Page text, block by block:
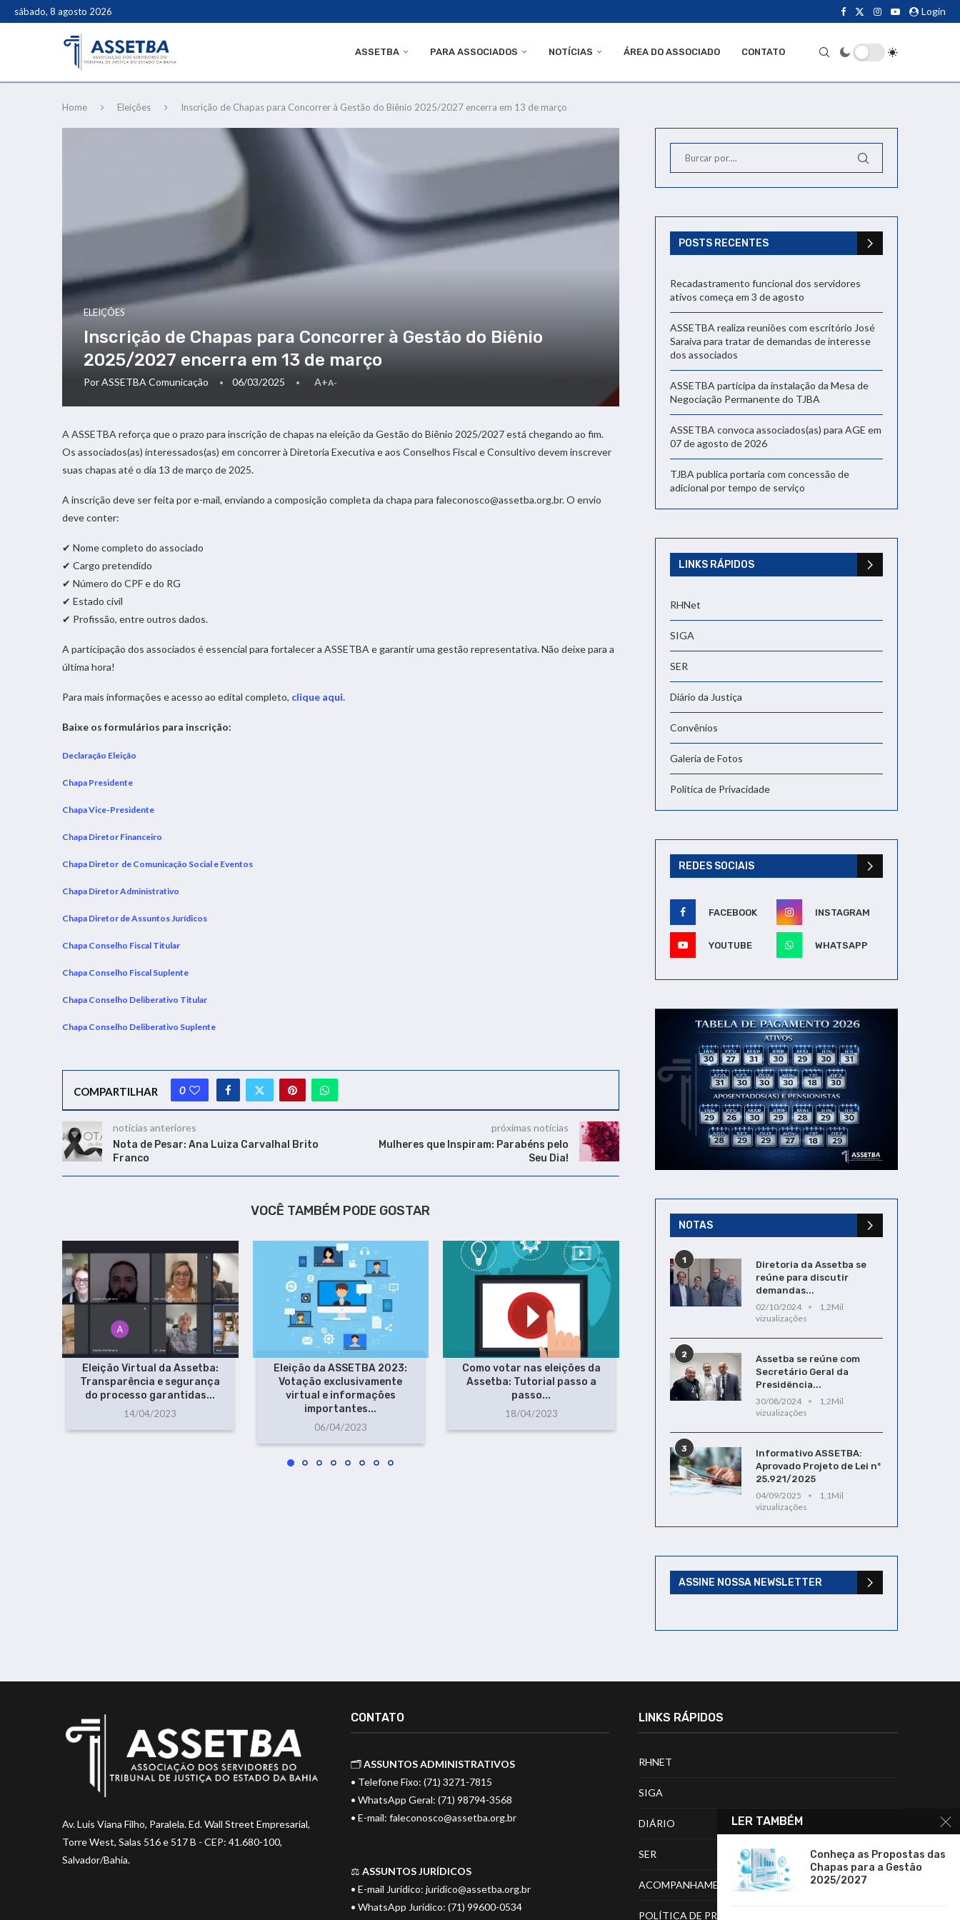
sábado, 8 agosto 2026 Login
ASSETBA PARA ASSOCIADOS NOTÍCIAS ÁREA DO ASSOCIADO CONTATO
Home Eleições Inscrição de Chapas para Concorrer à Gestão do Biênio 2025/2027 encerra em 13 de março
ELEIÇÕES
Inscrição de Chapas para Concorrer à Gestão do Biênio
2025/2027 encerra em 13 de março
PorASSETBA Comunicação 06/03/2025 A+A-
A ASSETBA reforça que o prazo para inscrição de chapas na eleição da Gestão do Biênio 2025/2027 está chegando ao fim.
Os associados(as) interessados(as) em concorrer à Diretoria Executiva e aos Conselhos Fiscal e Consultivo devem inscrever
suas chapas até o dia 13 de março de 2025.
A inscrição deve ser feita por e-mail, enviando a composição completa da chapa para faleconosco@assetba.org.br. O envio
deve conter:
✔ Nome completo do associado
✔ Cargo pretendido
✔ Número do CPF e do RG
✔ Estado civil
✔ Profissão, entre outros dados.
A participação dos associados é essencial para fortalecer a ASSETBA e garantir uma gestão representativa. Não deixe para a
última hora!
Para mais informações e acesso ao edital completo, clique aqui.
Baixe os formulários para inscrição:
Declaração Eleição
Chapa Presidente
Chapa Vice-Presidente
Chapa Diretor Financeiro
Chapa Diretor de Comunicação Social e Eventos
Chapa Diretor Administrativo
Chapa Diretor de Assuntos Jurídicos
Chapa Conselho Fiscal Titular
Chapa Conselho Fiscal Suplente
Chapa Conselho Deliberativo Titular
Chapa Conselho Deliberativo Suplente
COMPARTILHAR 0
notícias anteriores
Nota de Pesar: Ana Luiza Carvalhal Brito
Franco
próximas notícias
Mulheres que Inspiram: Parabéns pelo
Seu Dia!
VOCÊ TAMBÉM PODE GOSTAR
Eleição Virtual da Assetba:
Transparência e segurança
do processo garantidas...
14/04/2023
Eleição da ASSETBA 2023:
Votação exclusivamente
virtual e informações
importantes...
06/04/2023
Como votar nas eleições da
Assetba: Tutorial passo a
passo...
18/04/2023
Tutorial da ASSETBA: Passo
a passo para uma votação
segura...
Sistema de Eleição
POSTS RECENTES
Recadastramento funcional dos servidores
ativos começa em 3 de agosto
ASSETBA realiza reuniões com escritório José
Saraiva para tratar de demandas de interesse
dos associados
ASSETBA participa da instalação da Mesa de
Negociação Permanente do TJBA
ASSETBA convoca associados(as) para AGE em
07 de agosto de 2026
TJBA publica portaria com concessão de
adicional por tempo de serviço
LINKS RÁPIDOS
RHNet
SIGA
SER
Diário da Justiça
Convênios
Galeria de Fotos
Política de Privacidade
REDES SOCIAIS
FACEBOOK INSTAGRAM
YOUTUBE WHATSAPP
NOTAS
1
Diretoria da Assetba se
reúne para discutir
demandas...
02/10/2024
1,2Mil
vizualizações
2
Assetba se reúne com
Secretário Geral da
Presidência...
30/08/2024
1,2Mil
vizualizações
3
Informativo ASSETBA:
Aprovado Projeto de Lei nº
25.921/2025
04/09/2025
1,1Mil
vizualizações
ASSINE NOSSA NEWSLETTER
Av. Luis Viana Filho, Paralela. Ed. Wall Street Empresarial,
Torre West, Salas 516 e 517 B - CEP: 41.680-100,
Salvador/Bahia.
CONTATO
🗂️ASSUNTOS ADMINISTRATIVOS
• Telefone Fixo: (71) 3271-7815
• WhatsApp Geral: (71) 98794-3568
• E-mail: faleconosco@assetba.org.br
⚖️ ASSUNTOS JURÍDICOS
• E-mail Jurídico: juridico@assetba.org.br
• WhatsApp Jurídico: (71) 99600-0534
LINKS RÁPIDOS
RHNET
SIGA
DIÁRIO
SER
ACOMPANHAMENTO DE PROCESSOS
POLÍTICA DE PRIVACIDADE
LER TAMBÉM
Conheça as Propostas das
Chapas para a Gestão
2025/2027